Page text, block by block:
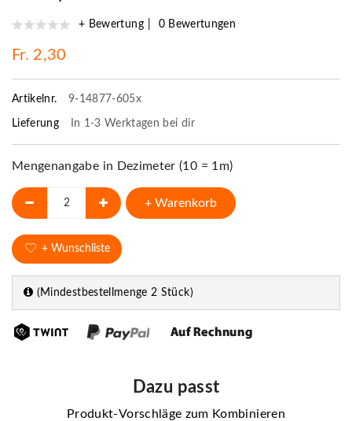
+ Bewertung 0 Bewertungen
Fr. 2,30
Artikelnr. 9-14877-605x
Lieferung In 1-3 Werktagen bei dir
Mengenangabe in Dezimeter (10 = 1m)
+ Warenkorb
+ Wunschliste
(Mindestbestellmenge 2 Stück)
Dazu passt
Produkt-Vorschläge zum Kombinieren